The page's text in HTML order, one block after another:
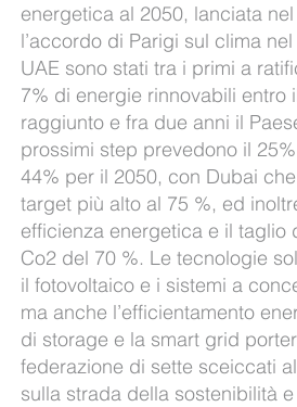
energetica al 2050, lanciata
l’accordo di Parigi sul clima
UAE sono stati tra i primi a
7% di energie rinnovabili entro
raggiunto e fra due anni il
prossimi step prevedono il
44% per il 2050, con Dubai
target più alto al 75 %, ed
efficienza energetica e il taglio
Co2 del 70 %. Le tecnologie
il fotovoltaico e i sistemi a
ma anche l’efficientamento
di storage e la smart grid
federazione di sette sceiccati
sulla strada della sostenibilità